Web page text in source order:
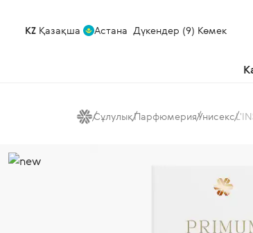
KZ Қазақша Астана Дүкендер (9) Көмек
СұлулықПарфюмерияУнисекс